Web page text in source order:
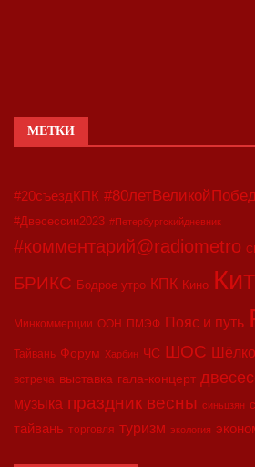
МЕТКИ
#20съездКПК
#Двесессии2023 #Петербургскийдневник
#комментарий@radiometro
БРИКС Бодрое утро КПК Кино
Минкоммерции ООН ПМЭФ Пояс и путь
Тайвань Форум Харбин ЧС ШОС
встреча выставка гала-концерт
музыка праздник весны синьцзян
тайвань торговля туризм экология